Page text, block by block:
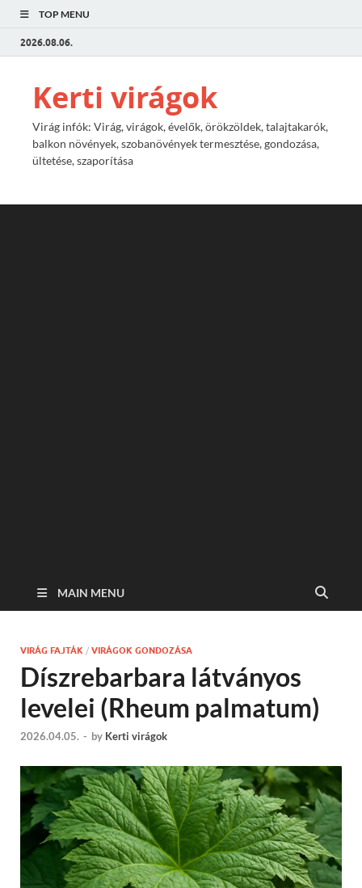
TOP MENU
2026.08.06.
Kerti virágok
Virág infók: Virág, virágok, évelők, örökzöldek, talajtakarók,
balkon növények, szobanövények termesztése, gondozása,
ültetése, szaporítása
MAIN MENU
VIRÁG FAJTÁK / VIRÁGOK GONDOZÁSA
Díszrebarbara látványos
levelei (Rheum palmatum)
2026.04.05. - by Kerti virágok